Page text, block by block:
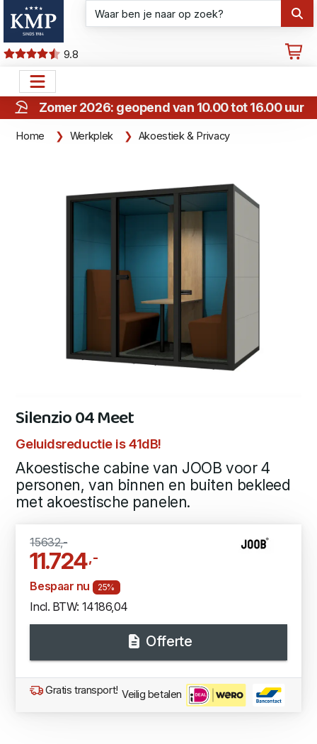
9.8
Zomer 2026: geopend van 10.00 tot 16.00 uur
Home Werkplek Akoestiek & Privacy
Silenzio 04 Meet
Geluidsreductie is 41dB!
Akoestische cabine van JOOB voor 4
personen, van binnen en buiten bekleed
met akoestische panelen.
15632,-
11.724,-
Bespaar nu 25%
Incl. BTW: 14186,04
Offerte
Gratis transport! Veilig betalen